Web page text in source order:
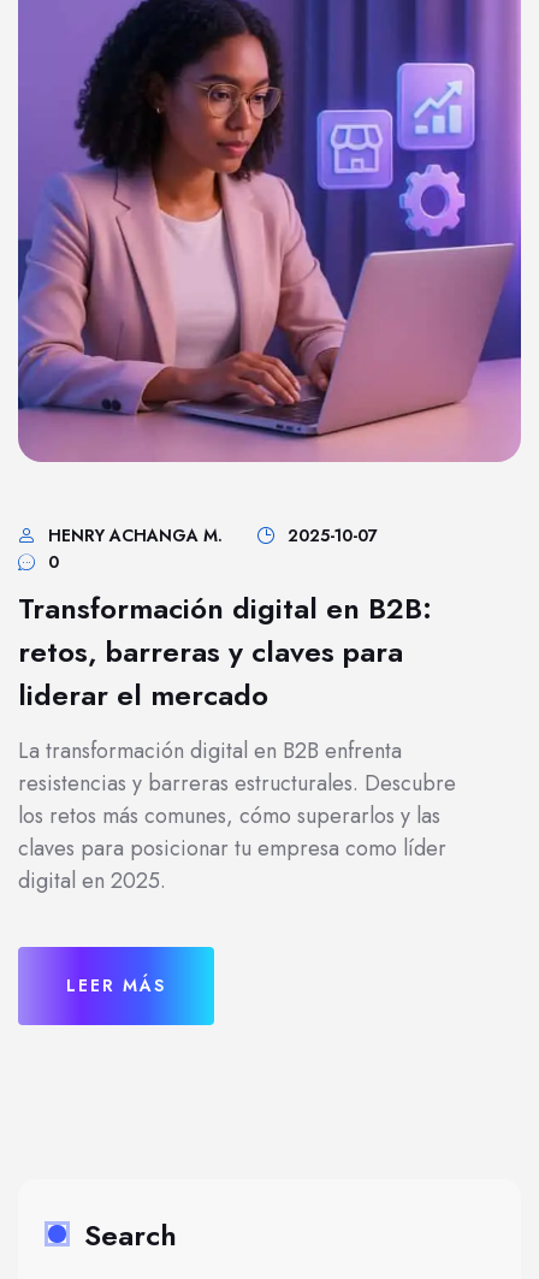
HENRY ACHANGA M.
2025-10-07
0
Transformación digital en B2B:
retos, barreras y claves para
liderar el mercado
La transformación digital en B2B enfrenta
resistencias y barreras estructurales. Descubre
los retos más comunes, cómo superarlos y las
claves para posicionar tu empresa como líder
digital en 2025.
LEER MÁS
Search